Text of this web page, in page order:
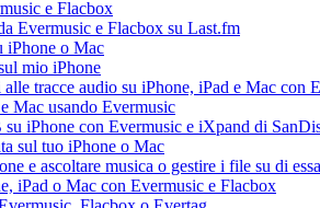
e Flacbox
Evermusic e Flacbox su Last.fm
iPhone o Mac
mio iPhone
tracce audio su iPhone, iPad e Mac con
Mac usando Evermusic
iPhone con Evermusic e iXpand di
sul tuo iPhone o Mac
e ascoltare musica o gestire i file su di essa
iPad o Mac con Evermusic e Flacbox